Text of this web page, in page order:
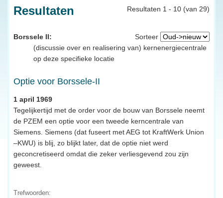
Resultaten 1 - 10 (van 29)
Resultaten
Sorteer
Borssele II:
(discussie over en realisering van) kernenergiecentrale
op deze specifieke locatie
Optie voor Borssele-II
1 april 1969
Tegelijkertijd met de order voor de bouw van Borssele neemt
de PZEM een optie voor een tweede kerncentrale van
Siemens. Siemens (dat fuseert met AEG tot KraftWerk Union
–KWU) is blij, zo blijkt later, dat de optie niet werd
geconcretiseerd omdat die zeker verliesgevend zou zijn
geweest.
Trefwoorden: